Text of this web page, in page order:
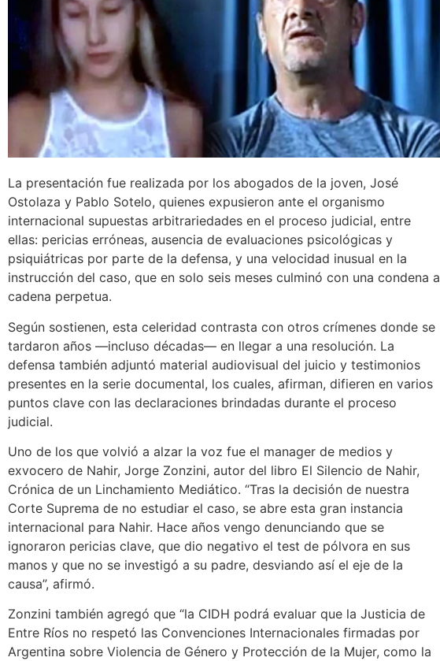
La presentación fue realizada por los abogados de la joven, José
Ostolaza y Pablo Sotelo, quienes expusieron ante el organismo
internacional supuestas arbitrariedades en el proceso judicial, entre
ellas: pericias erróneas, ausencia de evaluaciones psicológicas y
psiquiátricas por parte de la defensa, y una velocidad inusual en la
instrucción del caso, que en solo seis meses culminó con una condena a
cadena perpetua.
Según sostienen, esta celeridad contrasta con otros crímenes donde se
tardaron años —incluso décadas— en llegar a una resolución. La
defensa también adjuntó material audiovisual del juicio y testimonios
presentes en la serie documental, los cuales, afirman, difieren en varios
puntos clave con las declaraciones brindadas durante el proceso
judicial.
Uno de los que volvió a alzar la voz fue el manager de medios y
exvocero de Nahir, Jorge Zonzini, autor del libro El Silencio de Nahir,
Crónica de un Linchamiento Mediático. “Tras la decisión de nuestra
Corte Suprema de no estudiar el caso, se abre esta gran instancia
internacional para Nahir. Hace años vengo denunciando que se
ignoraron pericias clave, que dio negativo el test de pólvora en sus
manos y que no se investigó a su padre, desviando así el eje de la
causa”, afirmó.
Zonzini también agregó que “la CIDH podrá evaluar que la Justicia de
Entre Ríos no respetó las Convenciones Internacionales firmadas por
Argentina sobre Violencia de Género y Protección de la Mujer, como la